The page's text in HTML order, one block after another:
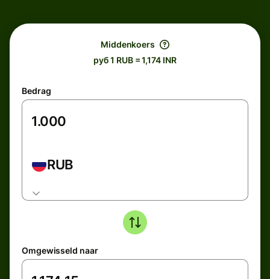
Middenkoers
руб 1 RUB = 1,174 INR
Bedrag
RUB
Omgewisseld naar